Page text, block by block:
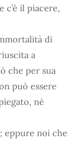
c’è il piacere,
di
a
che per sua
può essere
né
eppure noi che